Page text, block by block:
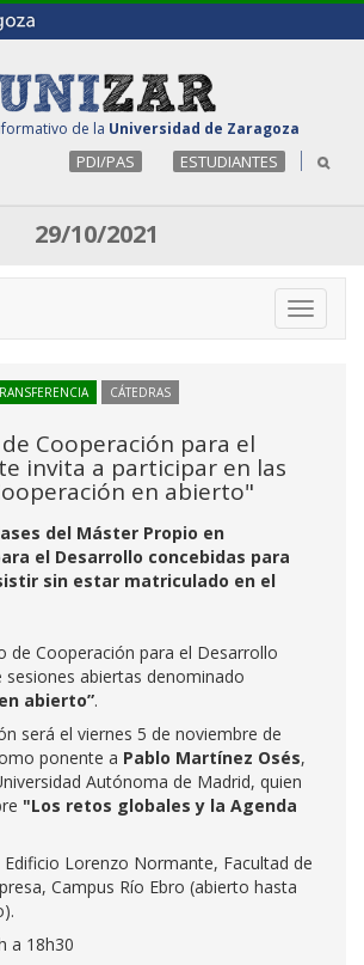
de la Universidad de Zaragoza
PDI/PAS ESTUDIANTES
29/10/2021
Toggle
CÁTEDRAS
Cooperación para el
invita a participar en las
en abierto"
del Máster Propio en
el Desarrollo concebidas para
sin estar matriculado en el
de Cooperación para el Desarrollo
sesiones abiertas denominado
abierto”.
será el viernes 5 de noviembre de
ponente a Pablo Martínez Osés,
Autónoma de Madrid, quien
"Los retos globales y la Agenda
Edificio Lorenzo Normante, Facultad de
Campus Río Ebro (abierto hasta
a 18h30